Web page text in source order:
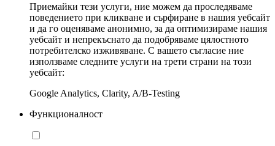
Приемайки тези услуги, ние можем да проследяваме
поведението при кликване и сърфиране в нашия уебсайт
и да го оценяваме анонимно, за да оптимизираме нашия
уебсайт и непрекъснато да подобряваме цялостното
потребителско изживяване. С вашето съгласие ние
използваме следните услуги на трети страни на този
уебсайт:
Google Analytics, Clarity, A/B-Testing
Функционалност